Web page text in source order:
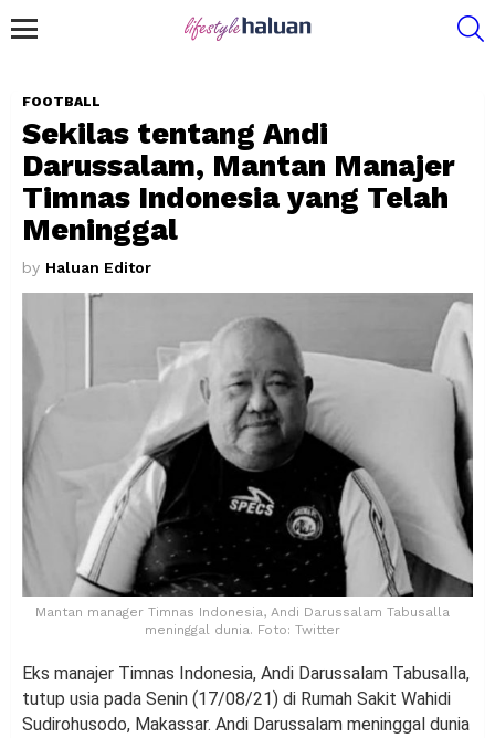
FOOTBALL
Sekilas tentang Andi
Darussalam, Mantan Manajer
Timnas Indonesia yang Telah
Meninggal
by Haluan Editor
Mantan manager Timnas Indonesia, Andi Darussalam Tabusalla
meninggal dunia. Foto: Twitter
Eks manajer Timnas Indonesia, Andi Darussalam Tabusalla,
tutup usia pada Senin (17/08/21) di Rumah Sakit Wahidi
Sudirohusodo, Makassar. Andi Darussalam meninggal dunia